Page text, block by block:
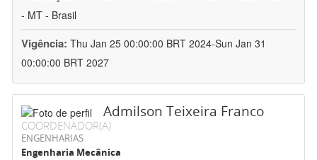
- MT - Brasil
Vigência: Thu Jan 25 00:00:00 BRT 2024-Sun Jan 31
00:00:00 BRT 2027
Admilson Teixeira Franco
COORDENADOR(A)
ENGENHARIAS
Engenharia Mecânica